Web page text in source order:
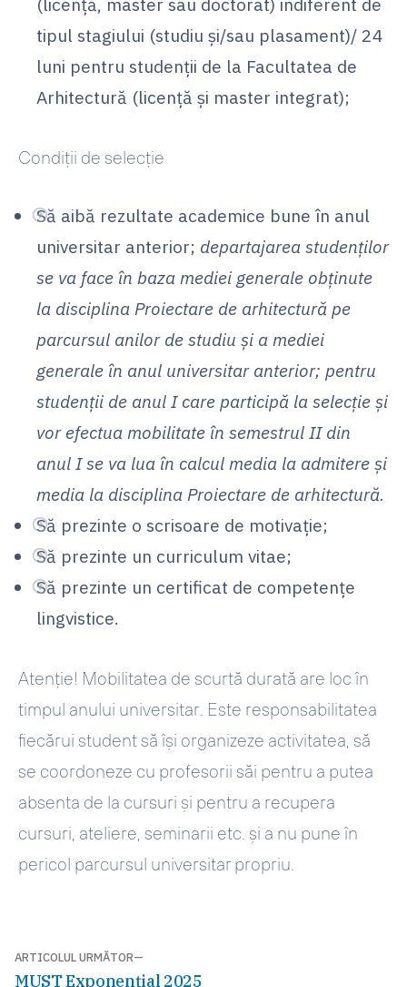
tipul stagiului (studiu și/sau plasament)/ 24
luni pentru studenții de la Facultatea de
Arhitectură (licență și master integrat);
Condiţii de selecţie
Să aibă rezultate academice bune în anul
universitar anterior; departajarea studenților
se va face în baza mediei generale obținute
la disciplina Proiectare de arhitectură pe
parcursul anilor de studiu și a mediei
generale în anul universitar anterior; pentru
studenții de anul I care participă la selecție și
vor efectua mobilitate în semestrul II din
anul I se va lua în calcul media la admitere și
media la disciplina Proiectare de arhitectură.
Să prezinte o scrisoare de motivaţie;
Să prezinte un curriculum vitae;
Să prezinte un certificat de competențe
lingvistice.
Atenție! Mobilitatea de scurtă durată are loc în
timpul anului universitar. Este responsabilitatea
fiecărui student să își organizeze activitatea, să
se coordoneze cu profesorii săi pentru a putea
absenta de la cursuri și pentru a recupera
cursuri, ateliere, seminarii etc. și a nu pune în
pericol parcursul universitar propriu.
Navigare
ARTICOLUL URMĂTOR
Articolul
MUST Exponențial 2025